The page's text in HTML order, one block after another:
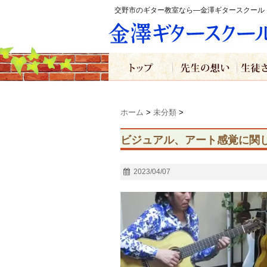
交野市のギター教室なら―金澤ギタースクール
ホーム > 未分類 >
ビジュアル、アート感覚に関
2023/04/07